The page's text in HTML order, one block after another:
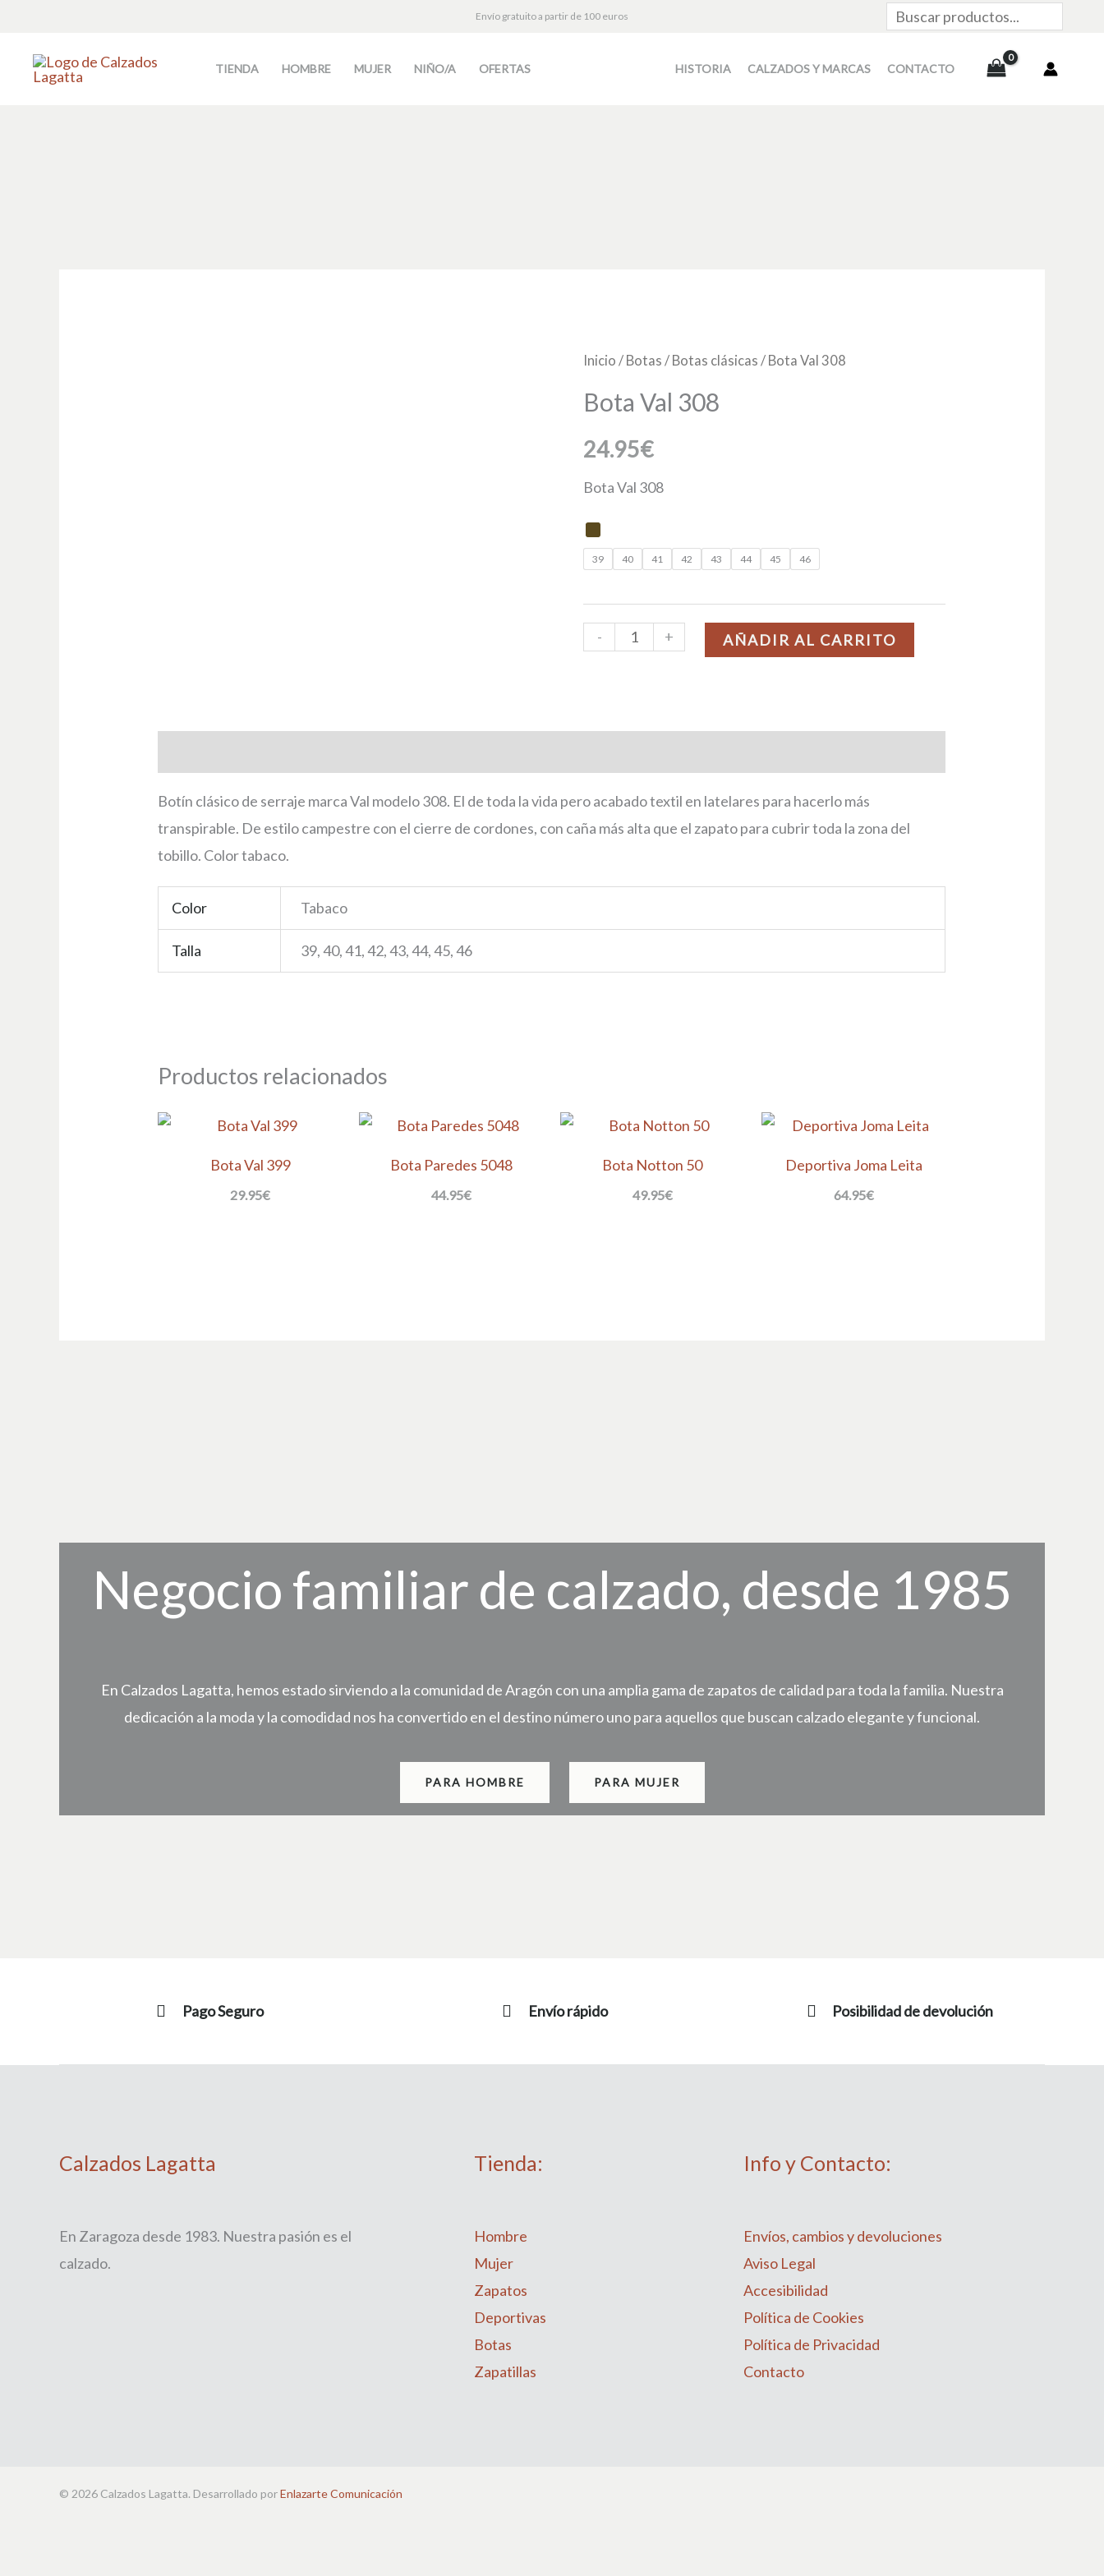
contenido
Envío gratuito a partir de 100 euros Buscar
TIENDA HOMBRE MUJER NIÑO/A OFERTAS HISTORIA CALZADOS Y MARCAS CONTACTO
Inicio / Botas / Botas clásicas / Bota Val 308
Bota Val 308
24.95€
Bota Val 308
39 40 41 42 43 44 45 46
-
Bota
308
cantidad
+ AÑADIR AL CARRITO
Botín clásico de serraje marca Val modelo 308. El de toda la vida pero acabado textil en latelares para hacerlo más
transpirable. De estilo campestre con el cierre de cordones, con caña más alta que el zapato para cubrir toda la zona del
tobillo. Color tabaco.
Color Tabaco
Talla 39, 40, 41, 42, 43, 44, 45, 46
Productos relacionados
Bota Val 399
29.95€
Bota Paredes 5048
44.95€
Bota Notton 50
49.95€
Deportiva Joma Leita
64.95€
Negocio familiar de calzado, desde 1985
En Calzados Lagatta, hemos estado sirviendo a la comunidad de Aragón con una amplia gama de zapatos de calidad para toda la familia. Nuestra
dedicación a la moda y la comodidad nos ha convertido en el destino número uno para aquellos que buscan calzado elegante y funcional.
PARA HOMBRE PARA MUJER
Pago Seguro Envío rápido Posibilidad de devolución
Calzados Lagatta
En Zaragoza desde 1983. Nuestra pasión es el
calzado.
Tienda:
Hombre
Mujer
Zapatos
Deportivas
Botas
Zapatillas
Info y Contacto:
Envíos, cambios y devoluciones
Aviso Legal
Accesibilidad
Política de Cookies
Política de Privacidad
Contacto
© 2026 Calzados Lagatta. Desarrollado porEnlazarte Comunicación